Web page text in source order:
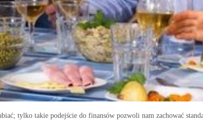
tylko takie podejście do finansów pozwoli nam zachować